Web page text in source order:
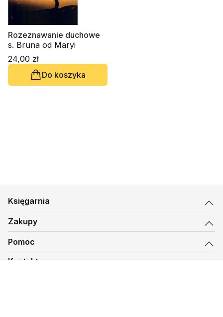
Rozeznawanie duchowe
s. Bruna od Maryi
24,00 zł
Do koszyka
Księgarnia
Zakupy
Pomoc
Kontakt